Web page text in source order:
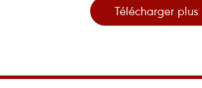
Télécharger plus